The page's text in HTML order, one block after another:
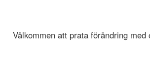
Välkommen att prata förändring